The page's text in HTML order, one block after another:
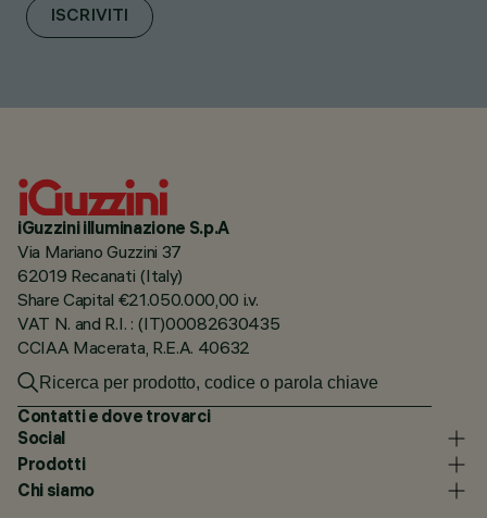
ISCRIVITI
iGuzzini illuminazione S.p.A
Via Mariano Guzzini 37
62019 Recanati (Italy)
Share Capital €21.050.000,00 i.v.
VAT N. and R.I. : (IT)00082630435
CCIAA Macerata, R.E.A. 40632
Contatti e dove trovarci
Social
Prodotti
Chi siamo